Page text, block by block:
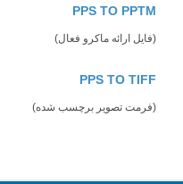
PPS TO PPTM
(فایل ارائه ماکرو فعال)
PPS TO TIFF
(فرمت تصویر برچسب شده)